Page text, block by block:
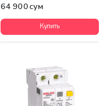
64 900 сум
Купить